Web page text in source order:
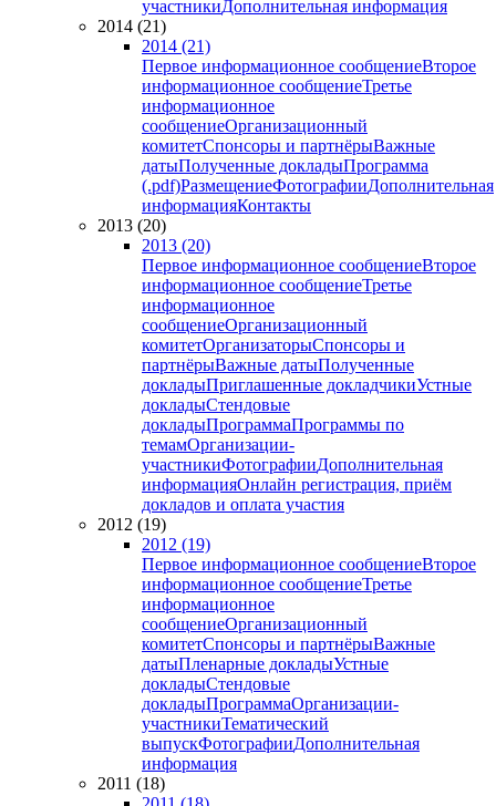
участникиДополнительная информация
2014 (21)
2014 (21)
Первое информационное сообщениеВторое
информационное сообщениеТретье
информационное
сообщениеОрганизационный
комитетСпонсоры и партнёрыВажные
датыПолученные докладыПрограмма
(.pdf)РазмещениеФотографииДополнительная
информацияКонтакты
2013 (20)
2013 (20)
Первое информационное сообщениеВторое
информационное сообщениеТретье
информационное
сообщениеОрганизационный
комитетОрганизаторыСпонсоры и
партнёрыВажные датыПолученные
докладыПриглашенные докладчикиУстные
докладыСтендовые
докладыПрограммаПрограммы по
темамОрганизации-
участникиФотографииДополнительная
информацияОнлайн регистрация, приём
докладов и оплата участия
2012 (19)
2012 (19)
Первое информационное сообщениеВторое
информационное сообщениеТретье
информационное
сообщениеОрганизационный
комитетСпонсоры и партнёрыВажные
датыПленарные докладыУстные
докладыСтендовые
докладыПрограммаОрганизации-
участникиТематический
выпускФотографииДополнительная
информация
2011 (18)